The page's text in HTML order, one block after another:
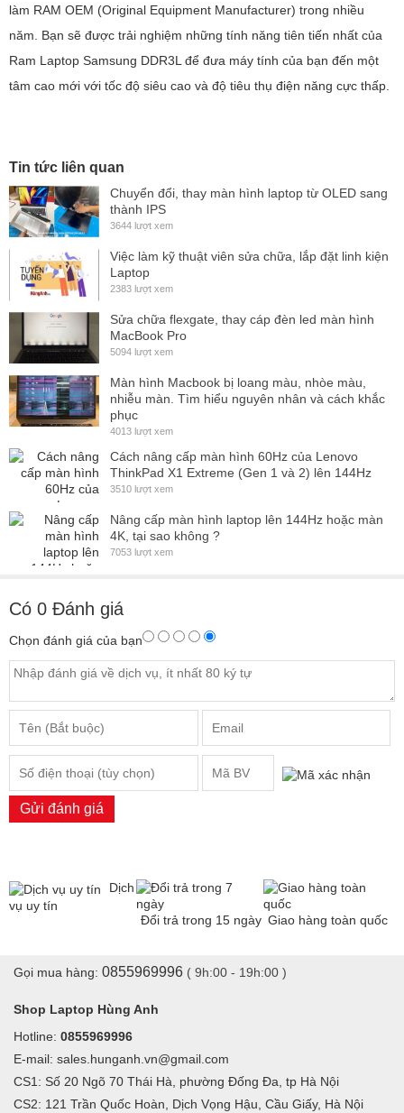
làm RAM OEM (Original Equipment Manufacturer) trong nhiều
năm. Bạn sẽ được trải nghiệm những tính năng tiên tiến nhất của
Ram Laptop Samsung DDR3L để đưa máy tính của bạn đến một
tâm cao mới với tốc độ siêu cao và độ tiêu thụ điện năng cực thấp.
Tin tức liên quan
Chuyển đổi, thay màn hình laptop từ OLED sang
thành IPS
3644 lượt xem
Việc làm kỹ thuật viên sửa chữa, lắp đặt linh kiện
Laptop
2383 lượt xem
Sửa chữa flexgate, thay cáp đèn led màn hình
MacBook Pro
5094 lượt xem
Màn hình Macbook bị loang màu, nhòe màu,
nhiễu màn. Tìm hiểu nguyên nhân và cách khắc
phục
4013 lượt xem
Cách nâng cấp màn hình 60Hz của Lenovo
ThinkPad X1 Extreme (Gen 1 và 2) lên 144Hz
3510 lượt xem
Nâng cấp màn hình laptop lên 144Hz hoặc màn
4K, tại sao không ?
7053 lượt xem
Có 0 Đánh giá
Chọn đánh giá của bạn
Gửi đánh giá
Dịch
vụ uy tín
Đổi trả trong 15 ngày Giao hàng toàn quốc
Gọi mua hàng: 0855969996 ( 9h:00 - 19h:00 )
Shop Laptop Hùng Anh
Hotline: 0855969996
E-mail: sales.hunganh.vn@gmail.com
CS1: Số 20 Ngõ 70 Thái Hà, phường Đống Đa, tp Hà Nội
CS2: 121 Trần Quốc Hoàn, Dịch Vọng Hậu, Cầu Giấy, Hà Nội